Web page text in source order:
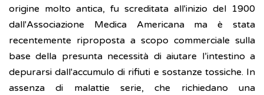
origine molto antica, fu screditata all'inizio del 1900
dall'Associazione Medica Americana ma è stata
recentemente riproposta a scopo commerciale sulla
base della presunta necessità di aiutare l’intestino a
depurarsi dall'accumulo di rifiuti e sostanze tossiche. In
assenza di malattie serie, che richiedano una